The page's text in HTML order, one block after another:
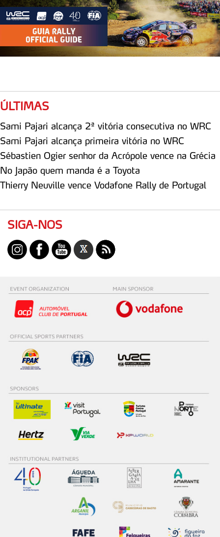
ÚLTIMAS
Sami Pajari alcança 2ª vitória consecutiva no WRC
Sami Pajari alcança primeira vitória no WRC
Sébastien Ogier senhor da Acrópole vence na Grécia
No Japão quem manda é a Toyota
Thierry Neuville vence Vodafone Rally de Portugal
SIGA-NOS